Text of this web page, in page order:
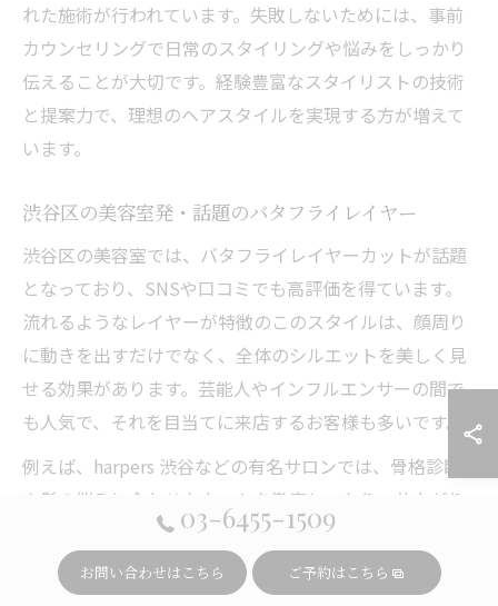
れた施術が行われています。失敗しないためには、事前
カウンセリングで日常のスタイリングや悩みをしっかり
伝えることが大切です。経験豊富なスタイリストの技術
と提案力で、理想のヘアスタイルを実現する方が増えて
います。
渋谷区の美容室発・話題のバタフライレイヤー
渋谷区の美容室では、バタフライレイヤーカットが話題
となっており、SNSや口コミでも高評価を得ています。
流れるようなレイヤーが特徴のこのスタイルは、顔周り
に動きを出すだけでなく、全体のシルエットを美しく見
せる効果があります。芸能人やインフルエンサーの間で
も人気で、それを目当てに来店するお客様も多いです。
例えば、harpers 渋谷などの有名サロンでは、骨格診断
や髪の悩みに合わせたカットを徹底しており、仕上がり
の満足度が高い傾向にあります。バタフライレイヤー
は、髪が広がりやすい方やペタンとなりやすい方にも対
応可能で、スタイリングのしやすさも魅力の一つです。
03-6455-1509
お問い合わせはこちら ご予約はこちら